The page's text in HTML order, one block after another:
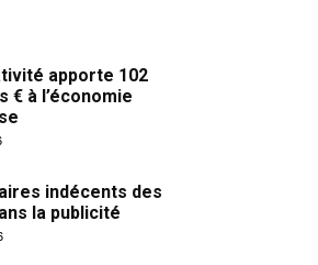
apporte 102
€ à l’économie
indécents des
la publicité